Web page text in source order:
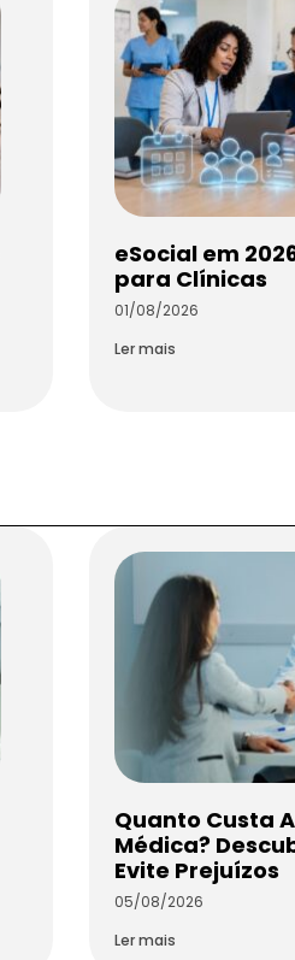
eSocial em
para Clínicas
01/08/2026
Ler mais
Quanto Custa
Médica?
Evite Prejuízos
05/08/2026
Ler mais